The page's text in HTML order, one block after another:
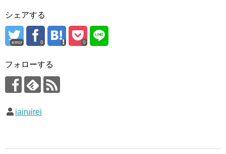
シェアする
error 0 0
フォローする
iairuirei